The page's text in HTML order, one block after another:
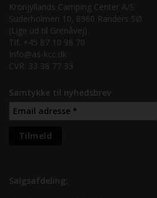
Kronjyllands Camping Center A/S
Suderholmen 10, 8960 Randers SØ
(Lige ud til Grenåvej)
Tlf. +45 87 10 98 70
Info@as-kcc.dk
CVR: 33 38 77 33
Samtykke til nyhedsbrev
Salgsafdeling: